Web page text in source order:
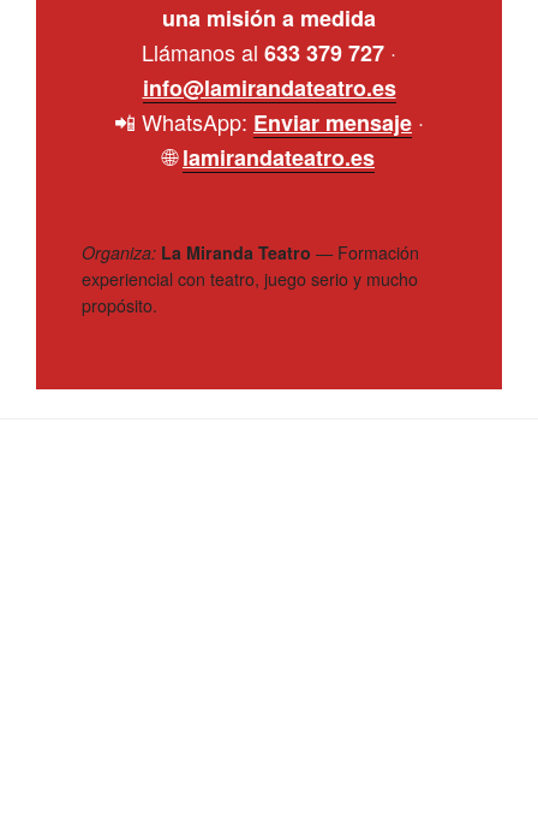
una misión a medida
Llámanos al 633 379 727 ·
info@lamirandateatro.es
📲 WhatsApp: Enviar mensaje ·
🌐lamirandateatro.es
Organiza: La Miranda Teatro — Formación
experiencial con teatro, juego serio y mucho
propósito.